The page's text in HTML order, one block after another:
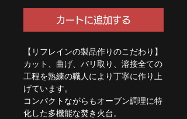
カートに追加する
【リフレインの製品作りのこだわり】
カット、曲げ、バリ取り、溶接全ての
工程を熟練の職人により丁寧に作り上
げています。
コンパクトながらもオーブン調理に特
化した多機能な焚き火台。